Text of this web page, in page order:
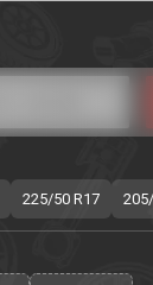
225/50 R17